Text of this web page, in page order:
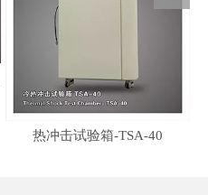
热冲击试验箱-TSA-40